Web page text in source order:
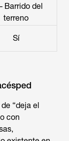
Barrido del
terreno
Sí
“deja el
con